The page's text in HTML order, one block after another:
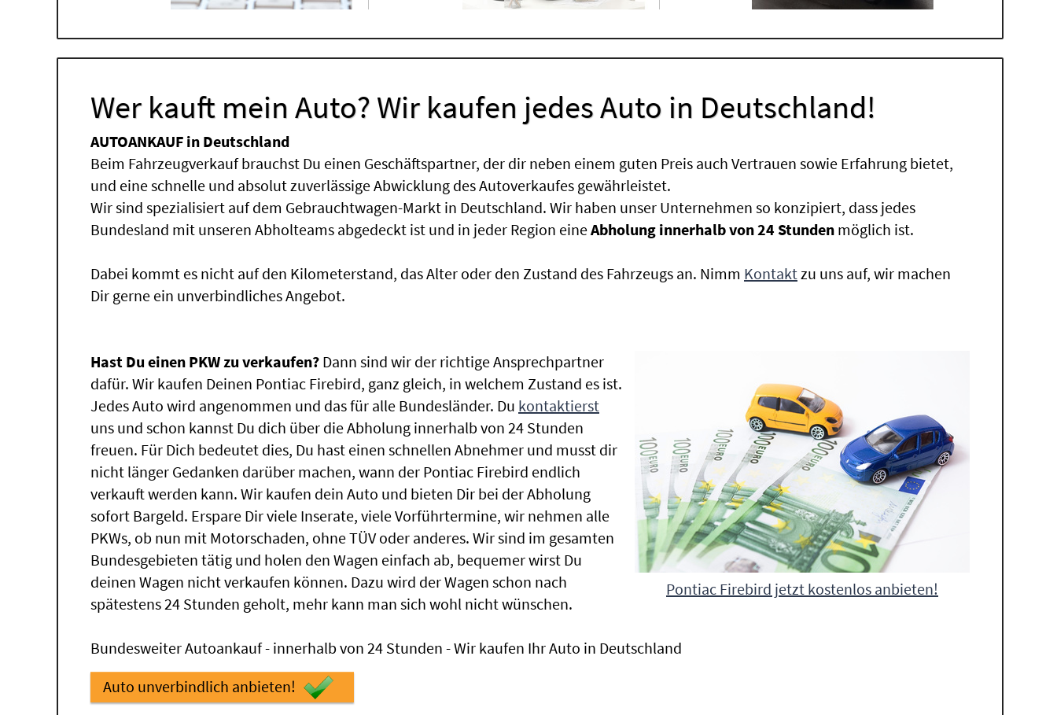
Wer kauft mein Auto? Wir kaufen jedes Auto in Deutschland!
AUTOANKAUF in Deutschland
Beim Fahrzeugverkauf brauchst Du einen Geschäftspartner, der dir neben einem guten Preis auch Vertrauen sowie Erfahrung bietet,
und eine schnelle und absolut zuverlässige Abwicklung des Autoverkaufes gewährleistet.
Wir sind spezialisiert auf dem Gebrauchtwagen-Markt in Deutschland. Wir haben unser Unternehmen so konzipiert, dass jedes
Bundesland mit unseren Abholteams abgedeckt ist und in jeder Region eineAbholung innerhalb von 24 Stunden möglich ist.
Dabei kommt es nicht auf den Kilometerstand, das Alter oder den Zustand des Fahrzeugs an. Nimm Kontaktzu uns auf, wir machen
Dir gerne ein unverbindliches Angebot.
Pontiac Firebird jetzt kostenlos anbieten!
Hast Du einen PKW zu verkaufen? Dann sind wir der richtige Ansprechpartner
dafür. Wir kaufen Deinen Pontiac Firebird, ganz gleich, in welchem Zustand es ist.
Jedes Auto wird angenommen und das für alle Bundesländer. Du kontaktierst
uns und schon kannst Du dich über die Abholung innerhalb von 24 Stunden
freuen. Für Dich bedeutet dies, Du hast einen schnellen Abnehmer und musst dir
nicht länger Gedanken darüber machen, wann der Pontiac Firebird endlich
verkauft werden kann. Wir kaufen dein Auto und bieten Dir bei der Abholung
sofort Bargeld. Erspare Dir viele Inserate, viele Vorführtermine, wir nehmen alle
PKWs, ob nun mit Motorschaden, ohne TÜV oder anderes. Wir sind im gesamten
Bundesgebieten tätig und holen den Wagen einfach ab, bequemer wirst Du
deinen Wagen nicht verkaufen können. Dazu wird der Wagen schon nach
spätestens 24 Stunden geholt, mehr kann man sich wohl nicht wünschen.
Bundesweiter Autoankauf - innerhalb von 24 Stunden - Wir kaufen Ihr Auto in Deutschland
Auto unverbindlich anbieten!